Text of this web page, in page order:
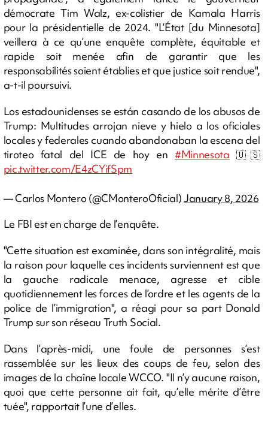
démocrate Tim Walz, ex-colistier de Kamala Harris
pour la présidentielle de 2024. "L’État [du Minnesota]
veillera à ce qu’une enquête complète, équitable et
rapide soit menée afin de garantir que les
responsabilités soient établies et que justice soit rendue",
a-t-il poursuivi.
Los estadounidenses se están casando de los abusos de
Trump: Multitudes arrojan nieve y hielo a los oficiales
locales y federales cuando abandonaban la escena del
tiroteo fatal del ICE de hoy en #Minnesota 🇺🇸
pic.twitter.com/E4zCYifSpm
— Carlos Montero (@CMonteroOficial)January 8, 2026
Le FBI est en charge de l’enquête.
"Cette situation est examinée, dans son intégralité, mais
la raison pour laquelle ces incidents surviennent est que
la gauche radicale menace, agresse et cible
quotidiennement les forces de l’ordre et les agents de la
police de l’immigration", a réagi pour sa part Donald
Trump sur son réseau Truth Social.
Dans l’après-midi, une foule de personnes s’est
rassemblée sur les lieux des coups de feu, selon des
images de la chaîne locale WCCO. "Il n’y aucune raison,
quoi que cette personne ait fait, qu’elle mérite d’être
tuée", rapportait l’une d’elles.